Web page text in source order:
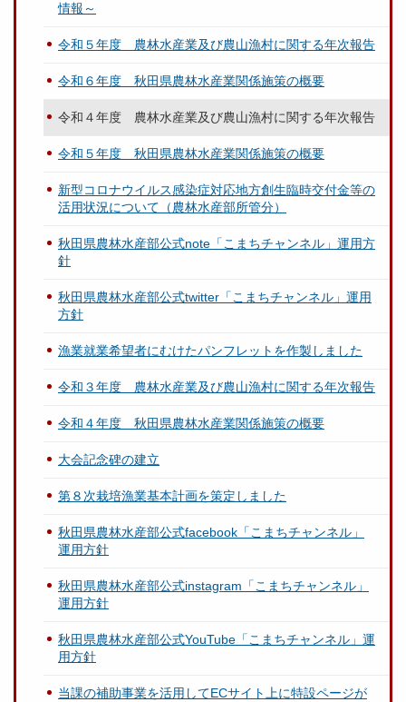
情報～
令和５年度 農林水産業及び農山漁村に関する年次報告
令和６年度 秋田県農林水産業関係施策の概要
令和４年度 農林水産業及び農山漁村に関する年次報告
令和５年度 秋田県農林水産業関係施策の概要
新型コロナウイルス感染症対応地方創生臨時交付金等の
活用状況について（農林水産部所管分）
秋田県農林水産部公式note「こまちチャンネル」運用方
針
秋田県農林水産部公式twitter「こまちチャンネル」運用
方針
漁業就業希望者にむけたパンフレットを作製しました
令和３年度 農林水産業及び農山漁村に関する年次報告
令和４年度 秋田県農林水産業関係施策の概要
大会記念碑の建立
第８次栽培漁業基本計画を策定しました
秋田県農林水産部公式facebook「こまちチャンネル」
運用方針
秋田県農林水産部公式instagram「こまちチャンネル」
運用方針
秋田県農林水産部公式YouTube「こまちチャンネル」運
用方針
当課の補助事業を活用してECサイト上に特設ページが